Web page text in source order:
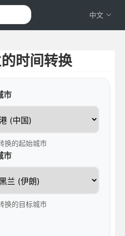
中文
时间转换
市
换的起始城市
市
换的目标城市